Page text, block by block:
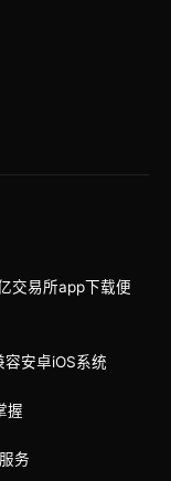
交易所app下载便
安卓iOS系统
握
务